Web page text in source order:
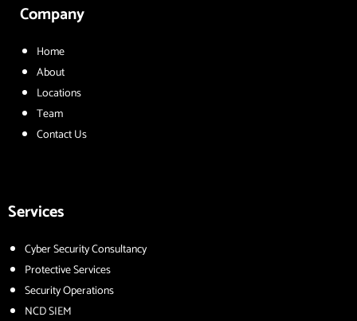
Company
Home
About
Locations
Team
Contact Us
Services
Cyber Security Consultancy
Protective Services
Security Operations
NCD SIEM